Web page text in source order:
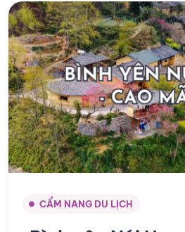
CẨM NANG DU LỊCH